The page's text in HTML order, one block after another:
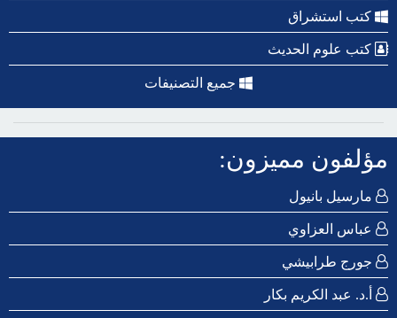
كتب استشراق
كتب علوم الحديث
جميع التصنيفات
مؤلفون مميزون:
مارسيل بانيول
عباس العزاوي
جورج طرابيشي
أ.د. عبد الكريم بكار